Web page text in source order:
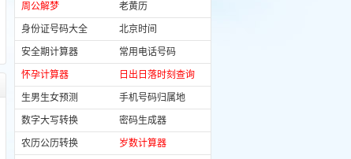
周公解梦 老黄历
身份证号码大全 北京时间
安全期计算器 常用电话号码
怀孕计算器 日出日落时刻查询
生男生女预测 手机号码归属地
数字大写转换 密码生成器
农历公历转换 岁数计算器